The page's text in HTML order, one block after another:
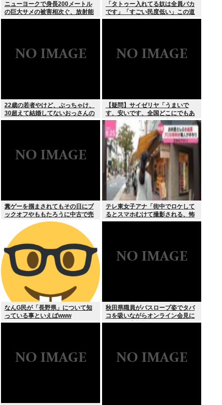
ニューヨークで身長200メートル
の巨大サメの被害相次ぐ、放射能
で巨大化した恐れ、Yahooニュー
「タトゥー入れてる奴は全員バカ
です」「すごい民度低い」この道
23年の彫り師YouTuberの動画が
22歳の若者やけど、ぶっちゃけ、
30超えて結婚してないおっさんの
こと見下してる
【疑問】サイゼリヤ「うまいで
す、安いです、全国どこにでもあ
ります」←こいつの弱点
糞ゲーを掴まされてもその日にブ
ックオフやももたろうに中古で売
りつける事ができなくなる時代に
テレ東女子アナ「街中でロケして
るとスマホむけて撮影される、怖
いからやめてね」
なんG民が「長野県」について知
っている事といえばwww
秋田県職員がバスローブ姿でタバ
コを吸いながらオンライン会見に
どこのお貴族様だよw